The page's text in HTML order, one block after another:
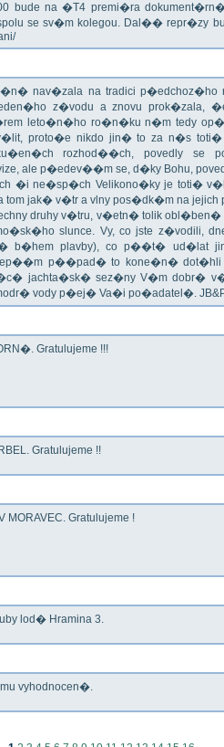
bude na �T4 premi�ra
se sv�m kolegou. Dal�� repr�zy
nav�zala na tradici
z�vodu a znovu prok�zala,
leto�n�ho ro�n�ku n�m tedy
proto�e nikdo jin� to za n�s
rozhod��ch, povedly se
ale p�edev��m se, d�ky Bohu,
�i ne�sp�ch Velikono�ky je toti�
tom jak� v�tr a vlny pos�dk�m na jejich
druhy v�tru, v�etn� tolik obl�ben�
slunce. Vy, co jste z�vodili,
b�hem plavby), co p��t� ud�lat
p��pad� to kone�n� dot�hli
jachta�sk� sez�ny V�m dobr�
vody p�ej� Va�i po�adatel�.
Gratulujeme !!!
Gratulujeme !!
MORAVEC. Gratulujeme !
lod� Hramina 3.
vyhodnocen�.